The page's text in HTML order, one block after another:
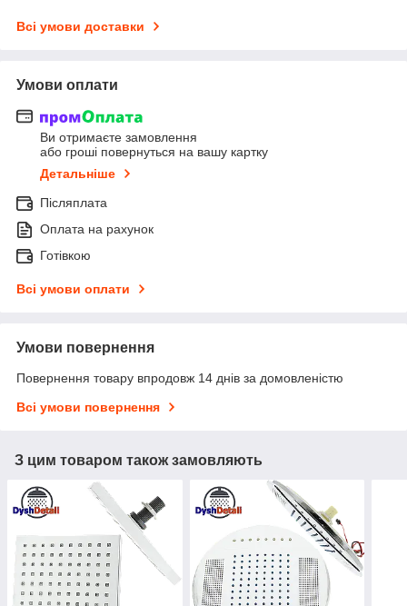
Всі умови доставки
Умови оплати
Ви отримаєте замовлення
або гроші повернуться на вашу картку
Детальніше
Післяплата
Оплата на рахунок
Готівкою
Всі умови оплати
Умови повернення
Повернення товару впродовж 14 днів за домовленістю
Всі умови повернення
З цим товаром також замовляють